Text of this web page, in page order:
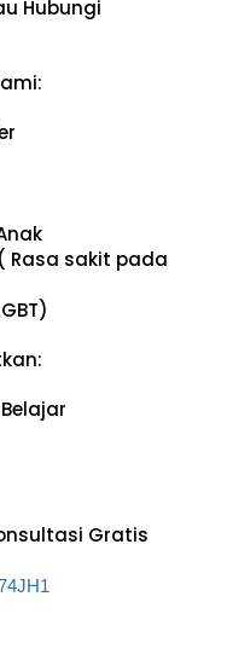
Hubungi
Rasa sakit pada
Gratis